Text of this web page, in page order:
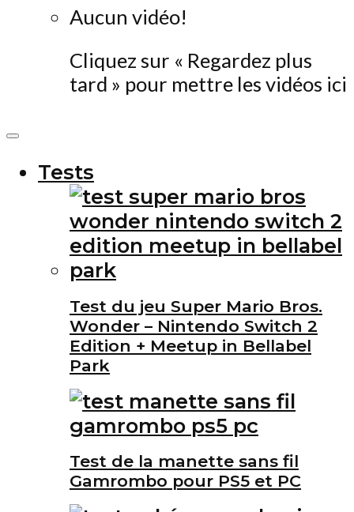
Aucun vidéo!
Cliquez sur « Regardez plus
tard » pour mettre les vidéos ici
Tests
Test du jeu Super Mario Bros.
Wonder – Nintendo Switch 2
Edition + Meetup in Bellabel
Park
Test de la manette sans fil
Gamrombo pour PS5 et PC